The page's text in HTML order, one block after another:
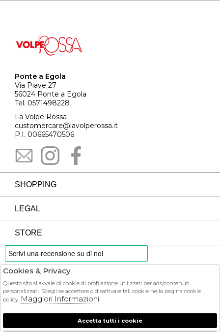
Ponte a Egola
Via Piave 27
56024 Ponte a Egola
Tel. 0571498228
La Volpe Rossa
customercare@lavolperossa.it
P.I. 00665470506
SHOPPING
LEGAL
STORE
PAYMENTS
COURIER
Cookies & Privacy
Questo sito si avvale di cookie di profilazione utilizzati per ads/contenuti
personalizzati. Scegli se accettare o disattivare tali cookie nella pagina cookie
policy. Maggiori Informazioni
Accetta tutti i cookie